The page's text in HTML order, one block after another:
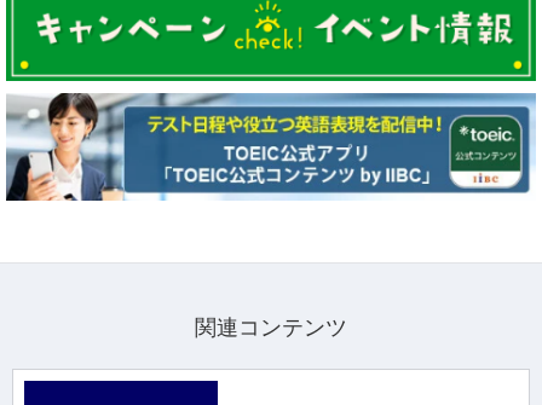
関連コンテンツ